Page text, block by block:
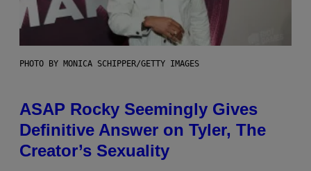
PHOTO BY MONICA SCHIPPER/GETTY IMAGES
ASAP Rocky Seemingly Gives
Definitive Answer on Tyler, The
Creator’s Sexuality